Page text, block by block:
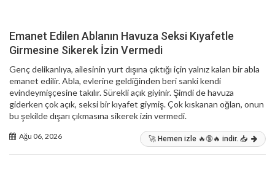
Emanet Edilen Ablanın Havuza Seksi Kıyafetle
Girmesine Sikerek İzin Vermedi
Genç delikanlıya, ailesinin yurt dışına çıktığı için yalnız kalan bir abla
emanet edilir. Abla, evlerine geldiğinden beri sanki kendi
evindeymişçesine takılır. Sürekli açık giyinir. Şimdi de havuza
giderken çok açık, seksi bir kıyafet giymiş. Çok kıskanan oğlan, onun
bu şekilde dışarı çıkmasına sikerek izin vermedi.
Ağu 06, 2026 🚀 Hemen izle 🔥🔞🔥 indir. 📥